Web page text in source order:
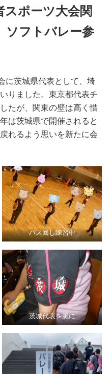
スポーツ大会関
フトバレー参
に茨城県代表として、埼
りました。東京都代表チ
たが、関東の壁は高く惜
は茨城県で開催されると
れるよう思いを新たに会
パス回し練習中
茨城代表を腕に